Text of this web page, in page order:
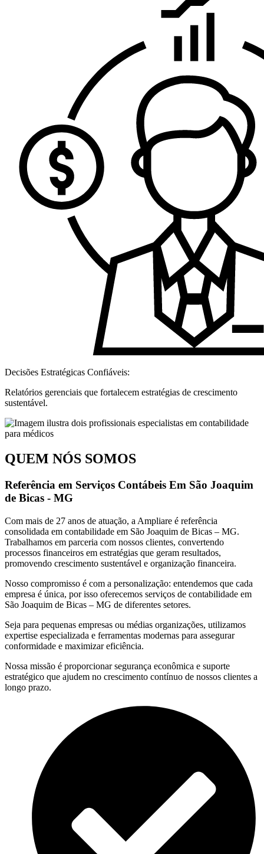
Decisões Estratégicas Confiáveis:
Relatórios gerenciais que fortalecem estratégias de crescimento
sustentável.
QUEM NÓS SOMOS
Referência em Serviços Contábeis Em São Joaquim
de Bicas - MG
Com mais de 27 anos de atuação, a Ampliare é referência
consolidada em contabilidade em São Joaquim de Bicas – MG.
Trabalhamos em parceria com nossos clientes, convertendo
processos financeiros em estratégias que geram resultados,
promovendo crescimento sustentável e organização financeira.
Nosso compromisso é com a personalização: entendemos que cada
empresa é única, por isso oferecemos serviços de contabilidade em
São Joaquim de Bicas – MG de diferentes setores.
Seja para pequenas empresas ou médias organizações, utilizamos
expertise especializada e ferramentas modernas para assegurar
conformidade e maximizar eficiência.
Nossa missão é proporcionar segurança econômica e suporte
estratégico que ajudem no crescimento contínuo de nossos clientes a
longo prazo.